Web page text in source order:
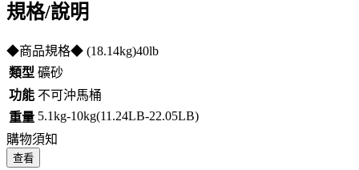
規格/說明
◆商品規格◆ (18.14kg)40lb
類型 礦砂
功能 不可沖馬桶
重量 5.1kg-10kg(11.24LB-22.05LB)
購物須知
查看